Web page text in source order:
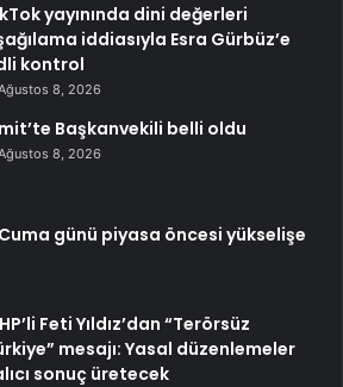
yayınında dini değerleri
iddiasıyla Esra Gürbüz’e
kontrol
8, 2026
Başkanvekili belli oldu
8, 2026
günü piyasa öncesi yükselişe
Feti Yıldız’dan “Terörsüz
mesajı: Yasal düzenlemeler
sonuç üretecek